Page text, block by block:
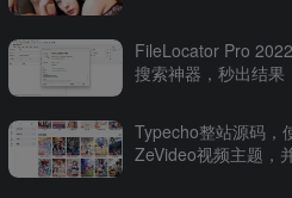
FileLocator Pro
搜索神器，秒出结果
Typecho整站源码，
ZeVideo视频主题，